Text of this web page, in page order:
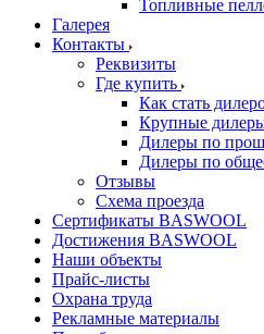
Топливные
Галерея
Контакты
Реквизиты
Где купить
Как стать
Крупные
Дилеры по
Дилеры по
Отзывы
Схема проезда
Сертификаты BASWOOL
Достижения BASWOOL
Наши объекты
Прайс-листы
Охрана труда
Рекламные материалы